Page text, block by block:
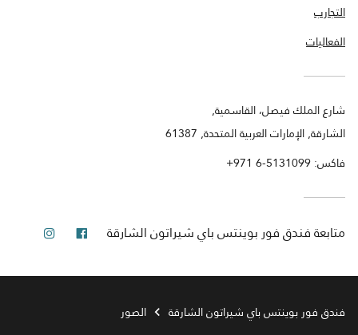
التجارب
الفعاليات
شارع الملك فيصل، القاسمية,
الشارقة, الإمارات العربية المتحدة, 61387
فاكس:+971 6-5131099
متابعةفندق فور بوينتس باي شيراتون الشارقة فيس بوك
فندق فور بوينتس باي شيراتون الشارقة الصور